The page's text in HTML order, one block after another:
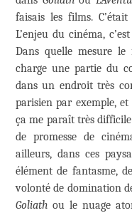
faisais les films.
L’enjeu du cinéma,
Dans quelle mesure
charge une partie du
dans un endroit très
parisien par exemple,
ça me paraît très
de promesse de
ailleurs, dans ces
élément de fantasme,
volonté de domination
Goliath ou le nuage